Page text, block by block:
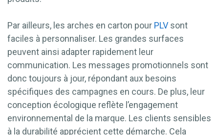
Par ailleurs, les arches en carton pour PLV sont
faciles à personnaliser. Les grandes surfaces
peuvent ainsi adapter rapidement leur
communication. Les messages promotionnels sont
donc toujours à jour, répondant aux besoins
spécifiques des campagnes en cours. De plus, leur
conception écologique reflète l’engagement
environnemental de la marque. Les clients sensibles
à la durabilité apprécient cette démarche. Cela